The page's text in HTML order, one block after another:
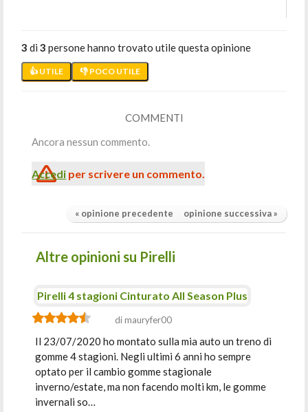
3 di3 persone hanno trovato utile questa opinione
👍 UTILE 👎 POCO UTILE
COMMENTI
Ancora nessun commento.
Accedi per scrivere un commento.
« opinione precedente opinione successiva »
Altre opinioni su Pirelli
Pirelli 4 stagioni Cinturato All Season Plus
di mauryfer00
Il 23/07/2020 ho montato sulla mia auto un treno di
gomme 4 stagioni. Negli ultimi 6 anni ho sempre
optato per il cambio gomme stagionale
inverno/estate, ma non facendo molti km, le gomme
invernali so…